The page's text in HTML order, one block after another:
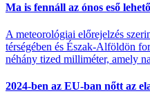
Ma is fennáll az ónos eső
A meteorológiai előrejelzés
térségében és Észak-Alföldön
néhány tized milliméter, amely
2024-ben az EU-ban nőtt az